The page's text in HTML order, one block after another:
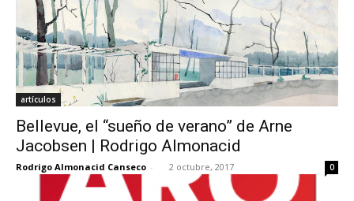
artículos
Bellevue, el “sueño de verano” de Arne
Jacobsen | Rodrigo Almonacid
Rodrigo Almonacid Canseco - 2 octubre, 2017 0